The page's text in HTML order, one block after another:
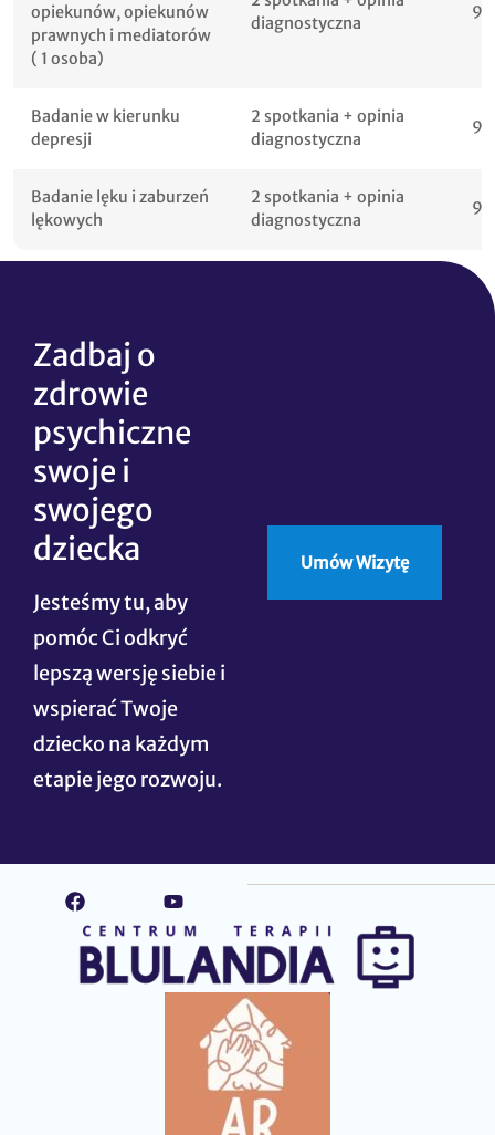
opiekunów, opiekunów
prawnych i mediatorów
( 1 osoba)
diagnostyczna
Badanie w kierunku
depresji
2 spotkania + opinia
diagnostyczna
Badanie lęku i zaburzeń
lękowych
2 spotkania + opinia
diagnostyczna
Zadbaj o
zdrowie
psychiczne
swoje i
swojego
dziecka
Jesteśmy tu, aby
pomóc Ci odkryć
lepszą wersję siebie i
wspierać Twoje
dziecko na każdym
etapie jego rozwoju.
Umów Wizytę